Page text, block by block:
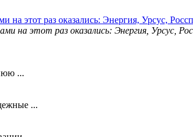
этот раз оказались: Энергия, Урсус,
...
...